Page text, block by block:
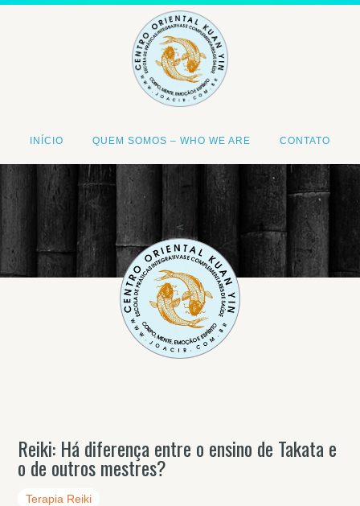
INÍCIO QUEM SOMOS – WHO WE ARE CONTATO
<
Reiki: Há diferença entre o ensino de Takata e
o de outros mestres?
Terapia Reiki